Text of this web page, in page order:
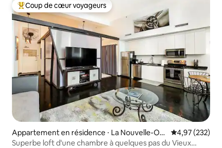
Coups de cœur voyageurs les plus appréciés
Coup de cœur voyageurs
Appartement en résidence ⋅ La Nouvelle-Orl
éans
Évaluation
4,97 (232)
Superbe loft d'une chambre à quelques pas du Vieux